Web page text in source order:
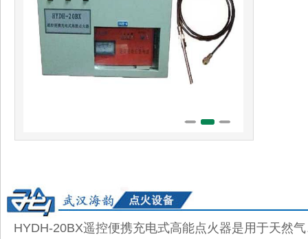
1 2
HYDH-20BX遥控便携充电式高能点火器是用于天然